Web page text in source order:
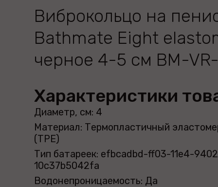
Виброкольцо на
Bathmate Eight
черное 4-5 см BM-
Характеристики
Диаметр, см: 4
Материал: Термопластичный
(TPE)
Тип батареек: efbcadbd-ff03-11e4-
10c37b5042fa
Водонепроницаемость: Да